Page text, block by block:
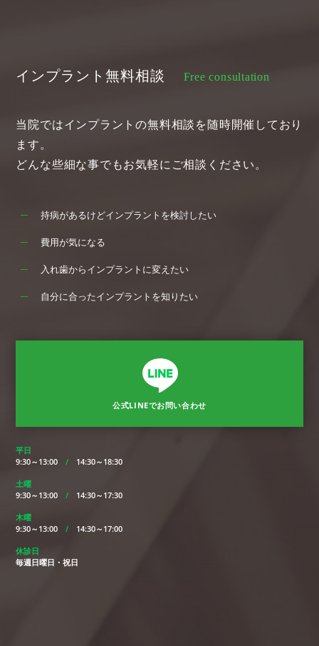
インプラント無料相談 Free consultation
当院ではインプラントの無料相談を随時開催しており
ます。
どんな些細な事でもお気軽にご相談ください。
持病があるけどインプラントを検討したい
費用が気になる
入れ歯からインプラントに変えたい
自分に合ったインプラントを知りたい
公式LINEでお問い合わせ
平日
9:30～13:00/ 14:30～18:30
土曜
9:30～13:00/ 14:30～17:30
木曜
9:30～13:00/ 14:30～17:00
休診日
毎週日曜日・祝日